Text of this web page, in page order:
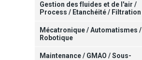
Gestion des fluides et de l'air /
Process / Etanchéité / Filtration
Mécatronique / Automatismes /
Robotique
Maintenance / GMAO / Sous-